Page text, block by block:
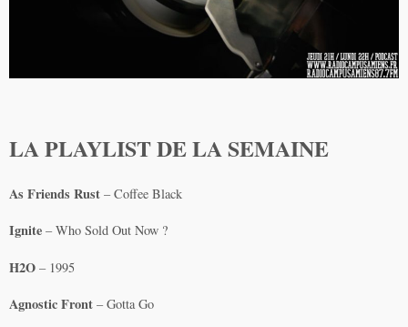
LA PLAYLIST DE LA SEMAINE
As Friends Rust – Coffee Black
Ignite – Who Sold Out Now ?
H2O – 1995
Agnostic Front – Gotta Go